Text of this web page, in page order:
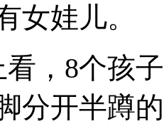
女娃儿。
，8个孩子
分开半蹲